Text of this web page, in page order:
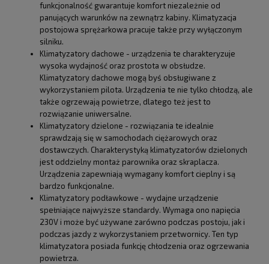
funkcjonalność gwarantuje komfort niezależnie od
panujących warunków na zewnątrz kabiny. Klimatyzacja
postojowa sprężarkowa pracuje także przy wyłączonym
silniku.
Klimatyzatory dachowe - urządzenia te charakteryzuje
wysoka wydajność oraz prostota w obsłudze.
Klimatyzatory dachowe mogą byś obsługiwane z
wykorzystaniem pilota. Urządzenia te nie tylko chłodzą, ale
także ogrzewają powietrze, dlatego też jest to
rozwiązanie uniwersalne.
Klimatyzatory dzielone - rozwiązania te idealnie
sprawdzają się w samochodach ciężarowych oraz
dostawczych. Charakterystyką klimatyzatorów dzielonych
jest oddzielny montaż parownika oraz skraplacza.
Urządzenia zapewniają wymagany komfort cieplny i są
bardzo funkcjonalne.
Klimatyzatory podławkowe - wydajne urządzenie
spełniające najwyższe standardy. Wymaga ono napięcia
230V i może być używane zarówno podczas postoju, jak i
podczas jazdy z wykorzystaniem przetwornicy. Ten typ
klimatyzatora posiada funkcję chłodzenia oraz ogrzewania
powietrza.